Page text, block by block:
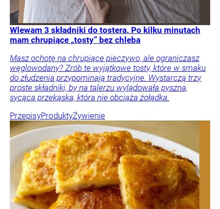
Wlewam 3 składniki do tostera. Po kilku minutach
mam chrupiące „tosty” bez chleba
Masz ochotę na chrupiące pieczywo, ale ograniczasz
węglowodany? Zrób te wyjątkowe tosty, które w smaku
do złudzenia przypominają tradycyjne. Wystarczą trzy
proste składniki, by na talerzu wylądowała pyszna,
sycąca przekąska, która nie obciąża żołądka.
PrzepisyProduktyŻywienie